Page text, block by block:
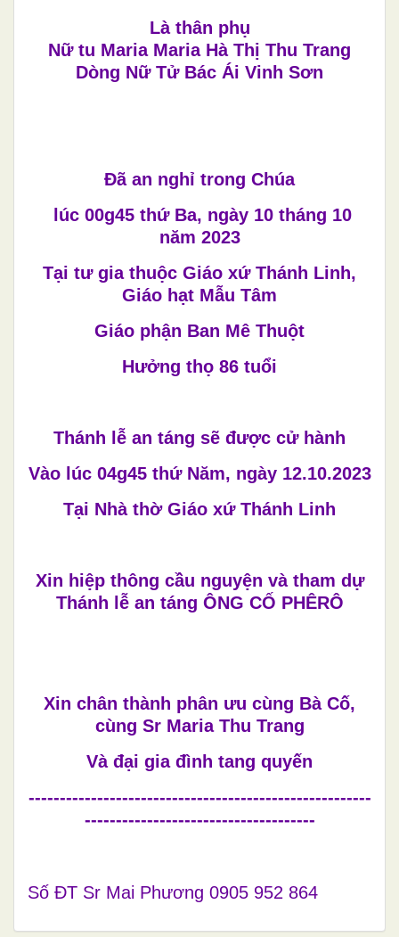
Là thân phụ
Nữ tu Maria Maria Hà Thị Thu Trang
Dòng Nữ Tử Bác Ái Vinh Sơn
Đã an nghỉ trong Chúa
lúc 00g45 thứ Ba, ngày 10 tháng 10
năm 2023
Tại tư gia thuộc Giáo xứ Thánh Linh,
Giáo hạt Mẫu Tâm
Giáo phận Ban Mê Thuột
Hưởng thọ 86 tuổi
Thánh lễ an táng sẽ được cử hành
Vào lúc 04g45 thứ Năm, ngày 12.10.2023
Tại Nhà thờ Giáo xứ Thánh Linh
Xin hiệp thông cầu nguyện và tham dự
Thánh lễ an táng ÔNG CỐ PHÊRÔ
Xin chân thành phân ưu cùng Bà Cố,
cùng Sr Maria Thu Trang
Và đại gia đình tang quyến
-------------------------------------------------------
-------------------------------------
Số ĐT Sr Mai Phương 0905 952 864